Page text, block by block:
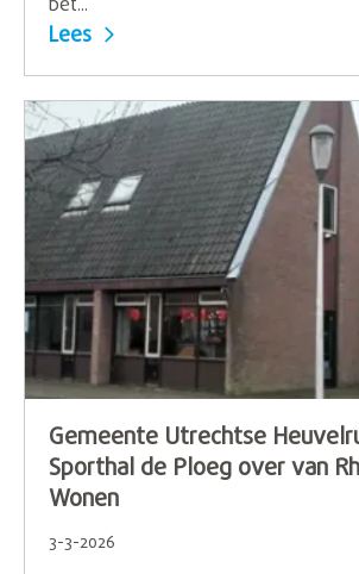
bet...
Lees
Gemeente Utrechtse
Sporthal de Ploeg over van
Wonen
3-3-2026